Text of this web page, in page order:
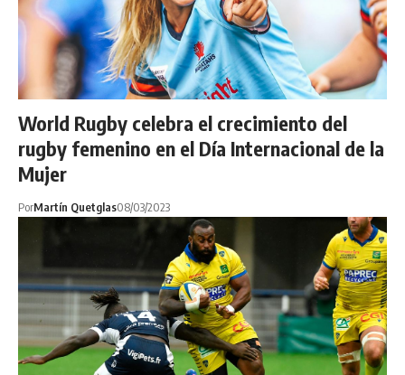
World Rugby celebra el crecimiento del
rugby femenino en el Día Internacional de la
Mujer
PorMartín Quetglas08/03/2023